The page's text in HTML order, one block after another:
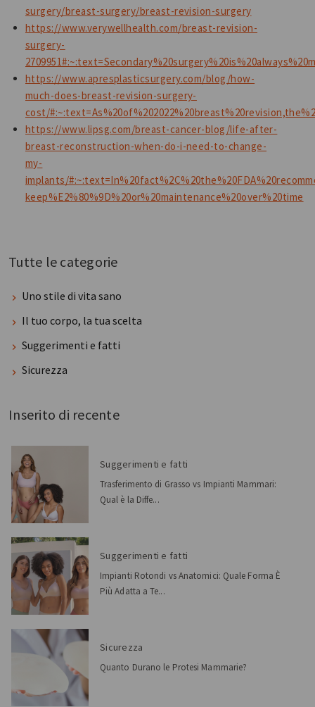
surgery/breast-surgery/breast-revision-surgery
https://www.verywellhealth.com/breast-revision-
surgery-
https://www.apresplasticsurgery.com/blog/how-
much-does-breast-revision-surgery-
cost/
https://www.lipsg.com/breast-cancer-blog/life-after-
breast-reconstruction-when-do-i-need-to-change-
my-
implants/
keep%E2%80%9D%20or%20maintenance%20over%20time
Tutte le categorie
Uno stile di vita sano
Il tuo corpo, la tua scelta
Suggerimenti e fatti
Sicurezza
Inserito di recente
Suggerimenti e fatti
Trasferimento di Grasso vs Impianti Mammari:
Qual è la Diffe...
Suggerimenti e fatti
Impianti Rotondi vs Anatomici: Quale Forma È
Più Adatta a Te...
Sicurezza
Quanto Durano le Protesi Mammarie?